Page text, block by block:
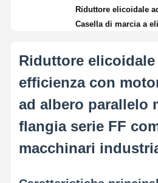
Riduttore elicoidale
Casella di marcia a
Riduttore elicoidale
efficienza con
ad albero parallelo
flangia serie FF
macchinari